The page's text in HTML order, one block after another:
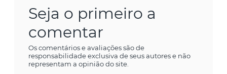
Seja o primeiro a
comentar
Os comentários e avaliações são de
responsabilidade exclusiva de seus autores e não
representam a opinião do site.